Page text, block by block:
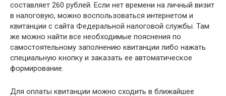
составляет 260 рублей. Если нет времени на личный визит
в налоговую, можно воспользоваться интернетом и
квитанции с сайта Федеральной налоговой службы. Там
же можно найти все необходимые пояснения по
самостоятельному заполнению квитанции либо нажать
специальную кнопку и заказать ее автоматическое
формирование.
Для оплаты квитанции можно сходить в ближайшее